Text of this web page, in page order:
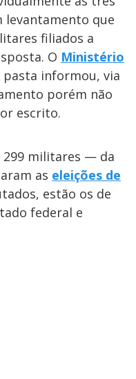
levantamento que
filiados a
O Ministério
informou, via
porém não
escrito.
299 militares — da
as eleições de
estão os de
federal e